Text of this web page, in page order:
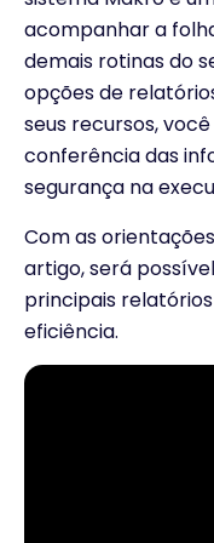
acompanhar a
demais rotinas do
opções de
seus recursos,
conferência das
segurança na
Com as
artigo, será
principais
eficiência.